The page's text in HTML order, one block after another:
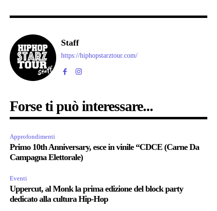
Staff
https://hiphopstarztour.com/
Forse ti può interessare...
Approfondimenti
Primo 10th Anniversary, esce in vinile “CDCE (Carne Da
Campagna Elettorale)
Eventi
Uppercut, al Monk la prima edizione del block party
dedicato alla cultura Hip-Hop